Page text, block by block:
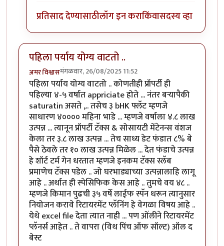
प्रतिसाद देण्यासाठीलॉग इन कराकिंवासदस्य व्हा
पहिला पर्याय योग्य वाटतो ..
अमर विश्वासमंगळवार, 26/08/2025 11:52
पहिला पर्याय योग्य वाटतो .. कोणतीही प्रॉपर्टी ही
पहिल्या ४-५ वर्षात appriciate होते ... नंतर बऱ्यापैकी
saturatin असते ,.. तसेच ३ bHK फ्लॅट म्हणजे
साधारण ४०००० महिना भाडे ... म्हणजे वर्षाला ४.८ लाख
उत्पन्न ... त्यानून प्रॉपर्टी टॅक्स & सोसायटी मेंटेनन्स वंशज
केला तर ३.८ लाख उत्पन्न ... तेच साध्य डेट फंडात ८% बे
पैसे ठेवले तर १० लाख उत्पन्न मिळेल ... देत फंडाचे उत्पन्न
हे शॉर्ट टर्म गेन धरतात म्हणजे इनकम टॅक्स स्लॅब
प्रमाणेच टॅक्स पडेल .. जो घरभाड्याच्या उत्पन्नालाहि लागू
आहे .. अर्थात ही स्पेसिफिक केस आहे .. तुमचे वय ४८ ..
म्हणजे किमान पुढची ३५ वर्षे लाईफ स्पॅन धरून त्यानुसार
नियोजन करावे रिटायरमेंट प्लॅनिंग हे वेगळा विषय आहे ..
येथे excel file देता त्यात नाही ... पण ओंलीने रिटायरमेंट
प्लॅनर्स आहेत .. ते वापरा (विथ पिंच ऑफ सॉल्ट) ऑल द
बेस्ट